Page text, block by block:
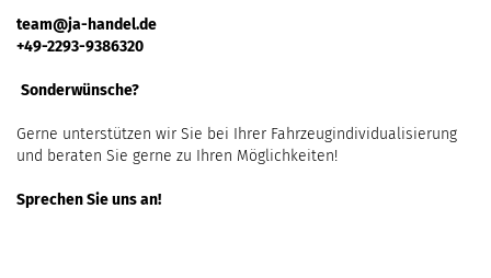
team@ja-handel.de
+49-2293-9386320
Sonderwünsche?
Gerne unterstützen wir Sie bei Ihrer Fahrzeugindividualisierung
und beraten Sie gerne zu Ihren Möglichkeiten!
Sprechen Sie uns an!